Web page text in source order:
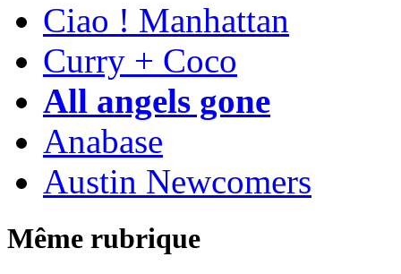
Ciao ! Manhattan
Curry + Coco
All angels gone
Anabase
Austin Newcomers
Même rubrique